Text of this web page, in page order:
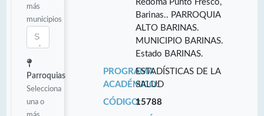
más
municipios
Parroquias
Selecciona
una o
Redoma Punto Fresco,
Barinas.. PARROQUIA
ALTO BARINAS.
MUNICIPIO BARINAS.
Estado BARINAS.
PROGRAMA
ACADÉMICO:
ESTADÍSTICAS DE LA
SALUD
CÓDIGO:15788